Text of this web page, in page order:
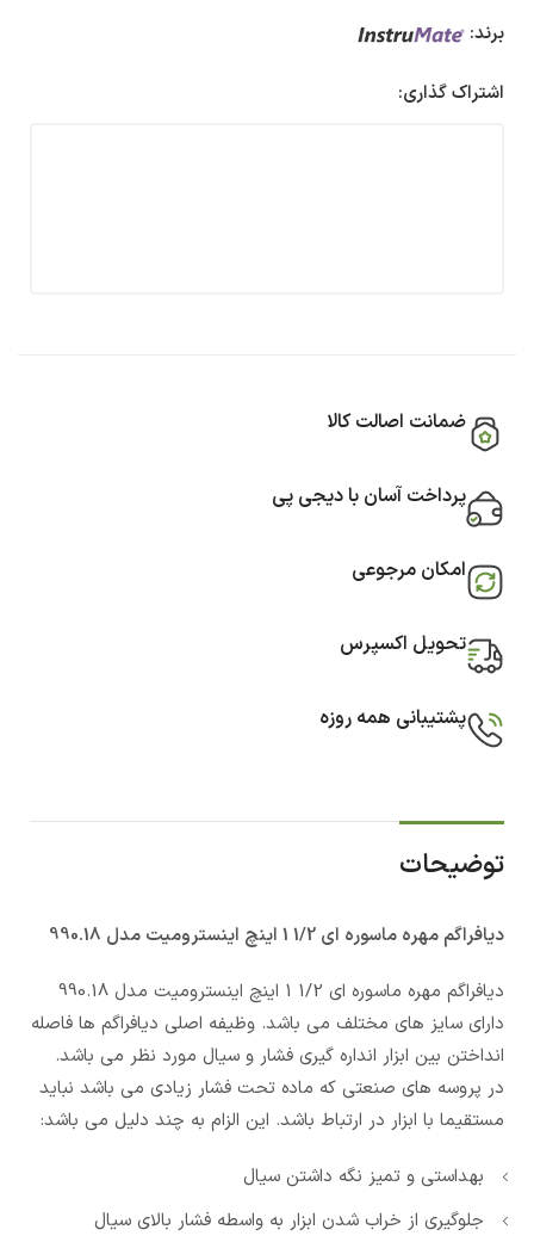
برند:
اشتراک گذاری:
ضمانت اصالت کالا
پرداخت آسان با دیجی پی
امکان مرجوعی
تحویل اکسپرس
پشتیبانی همه روزه
توضیحات
دیافراگم مهره ماسوره ای 1/2 1 اینچ اینسترومیت مدل 990.18
دیافراگم مهره ماسوره ای 1/2 1 اینچ اینسترومیت مدل 990.18
دارای سایز های مختلف می باشد. وظیفه اصلی دیافراگم ها فاصله
انداختن بین ابزار انداره گیری فشار و سیال مورد نظر می باشد.
در پروسه های صنعتی که ماده تحت فشار زیادی می باشد نباید
مستقیما با ابزار در ارتباط باشد. این الزام به چند دلیل می باشد:
بهداستی و تمیز نگه داشتن سیال
جلوگیری از خراب شدن ابزار به واسطه فشار بالای سیال